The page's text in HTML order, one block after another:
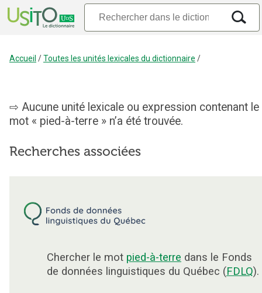
Accueil /Toutes les unités lexicales du dictionnaire /
Aucune unité lexicale ou expression contenant le
mot « pied-à-terre » n’a été trouvée.
Recherches associées
Chercher le mot pied-à-terre dans le Fonds
de données linguistiques du Québec (FDLQ).